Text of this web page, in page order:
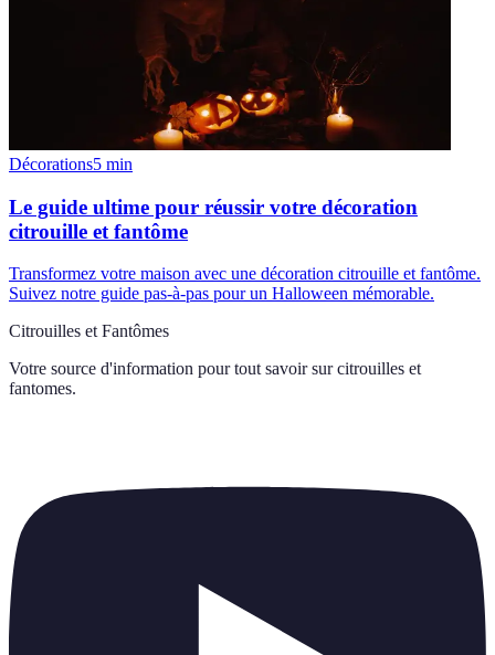
Décorations5 min
Le guide ultime pour réussir votre décoration
citrouille et fantôme
Transformez votre maison avec une décoration citrouille et fantôme.
Suivez notre guide pas-à-pas pour un Halloween mémorable.
Citrouilles et Fantômes
Votre source d'information pour tout savoir sur citrouilles et
fantomes.